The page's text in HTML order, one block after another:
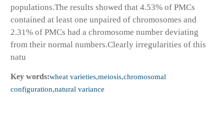
populations.The results showed that 4.53% of PMCs
contained at least one unpaired of chromosomes and
2.31% of PMCs had a chromosome number deviating
from their normal numbers.Clearly irregularities of this
natu
Key words:wheat varieties,meiosis,chromosomal
configuration,natural variance